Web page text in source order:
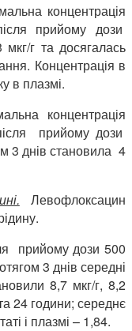
концентрація
прийому дози
г та досягалась
Концентрація в
в плазмі.
концентрація
прийому дози
3 днів становила 4
Левофлоксацин
прийому дози 500
3 днів середні
8,7 мкг/г, 8,2
24 години; середнє
і плазмі – 1,84.